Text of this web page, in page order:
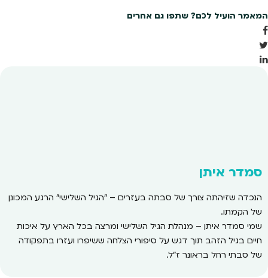
המאמר הועיל לכם? שתפו גם אחרים
סמדר איתן
הנכדה שזיהתה צורך של סבתה בעזרים – "הגיל השלישי" הרגע המכונן
של הקמתו.
שמי סמדר איתן – מנהלת הגיל השלישי ומרצה בכל הארץ על איכות
חיים בגיל הזהב תוך דגש על סיפורי הצלחה ששיפרו ועזרו בתפקודה
של סבתי רחל בראונר ז"ל.